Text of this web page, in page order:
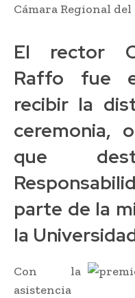
Cámara Regional
El rector
Raffo fue
recibir la
ceremonia,
que
parte de la
la
Con la
asistencia